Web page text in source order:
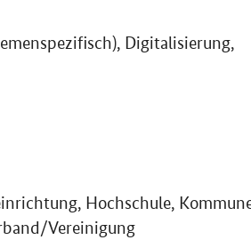
Digitalisierung,
Hochschule,
Vereinigung